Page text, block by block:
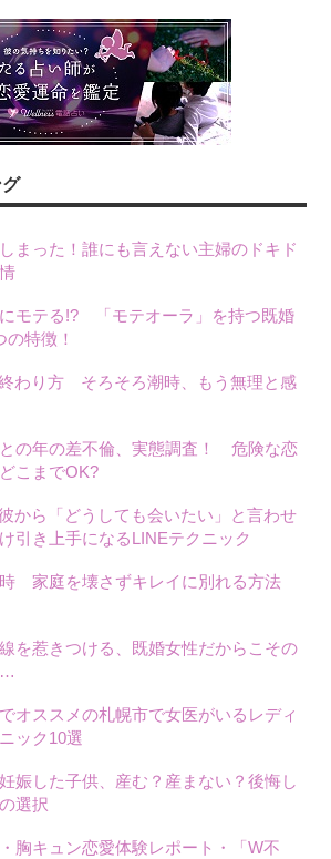
まった！誰にも言えない主婦のドキド
モテる!? 「モテオーラ」を持つ既婚
の特徴！
わり方 そろそろ潮時、もう無理と感
の年の差不倫、実態調査！ 危険な恋
こまでOK?
から「どうしても会いたい」と言わせ
引き上手になるLINEテクニック
家庭を壊さずキレイに別れる方法
を惹きつける、既婚女性だからこその
…
オススメの札幌市で女医がいるレディ
ック10選
娠した子供、産む？産まない？後悔し
選択
胸キュン恋愛体験レポート・「W不